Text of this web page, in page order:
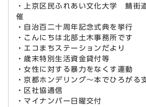
・上京区民ふれあい文化大学 鯖街
催
・自治百二十周年記念式典を挙行
・こんにちは北部土木事務所です
・エコまちステーションだより
・歳末特別生活資金貸付等
・女性に対する暴力をなくす運動
・京都ホンデリング～本でひろがる
・区社協通信
・マイナンバー日曜交付